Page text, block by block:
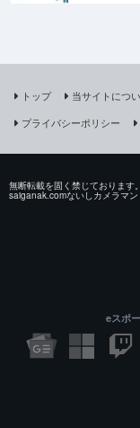
トップ 当サイトにつ
プライバシーポリシー
無断転載を固く禁じております
saiganak.comないしカメラマン
eスポ